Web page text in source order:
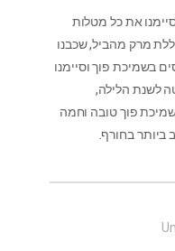
את כל מטלות
מרק מהביל, שכבנו
בשמיכת פוך וסיימנו
לשנת הלילה,
פוך טובה וחמה
ביותר בחורף.